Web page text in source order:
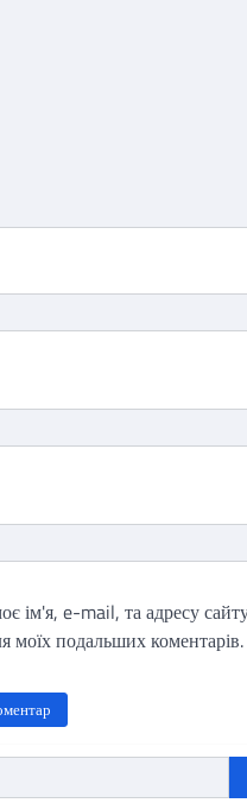
ім'я, e-mail, та адресу
моїх подальших коментарів.